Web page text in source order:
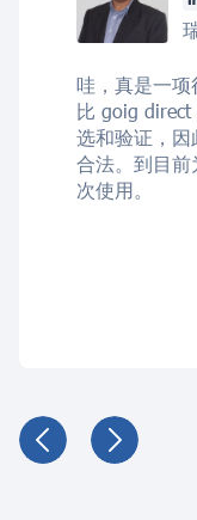
哇，真是一
比 goig
选和验证，
合法。到目
次使用。